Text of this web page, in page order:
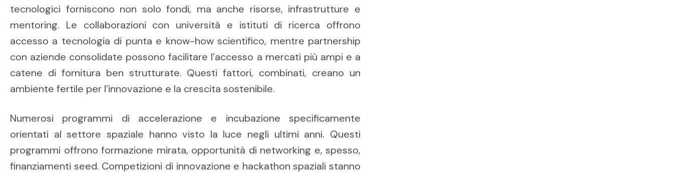
tecnologici forniscono non solo fondi, ma anche risorse, infrastrutture e
mentoring. Le collaborazioni con università e istituti di ricerca offrono
accesso a tecnologia di punta e know-how scientifico, mentre partnership
con aziende consolidate possono facilitare l’accesso a mercati più ampi e a
catene di fornitura ben strutturate. Questi fattori, combinati, creano un
ambiente fertile per l’innovazione e la crescita sostenibile.
Numerosi programmi di accelerazione e incubazione specificamente
orientati al settore spaziale hanno visto la luce negli ultimi anni. Questi
programmi offrono formazione mirata, opportunità di networking e, spesso,
finanziamenti seed. Competizioni di innovazione e hackathon spaziali stanno